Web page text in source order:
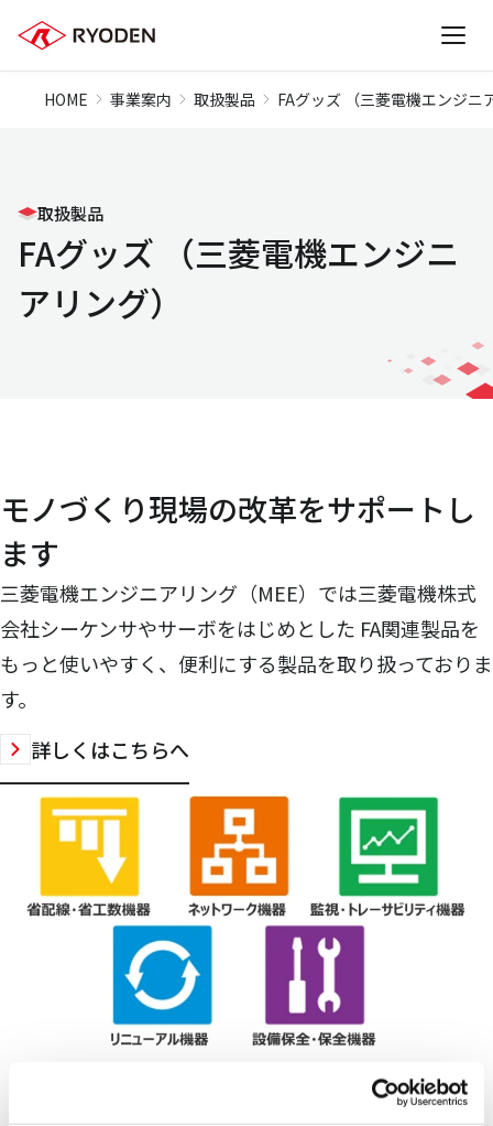
HOME 事業案内 取扱製品 FAグッズ （三菱電機エンジニ
取扱製品
FAグッズ （三菱電機エンジニ
アリング）
モノづくり現場の改革をサポートし
ます
三菱電機エンジニアリング（MEE）では三菱電機株式
会社シーケンサやサーボをはじめとした FA関連製品を
もっと使いやすく、便利にする製品を取り扱っておりま
す。
詳しくはこちらへ